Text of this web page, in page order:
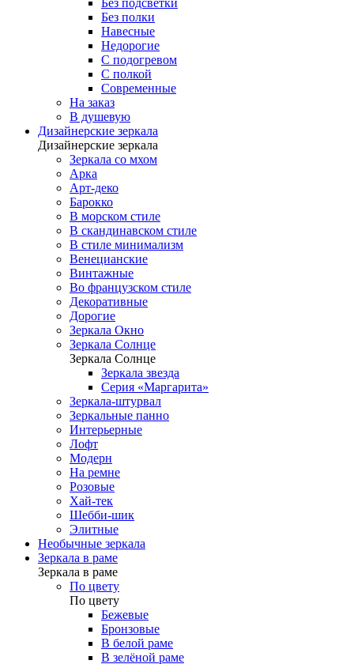
Без подсветки
Без полки
Навесные
Недорогие
С подогревом
С полкой
Современные
На заказ
В душевую
Дизайнерские зеркала
Дизайнерские зеркала
Зеркала со мхом
Арка
Арт-деко
Барокко
В морском стиле
В скандинавском стиле
В стиле минимализм
Венецианские
Винтажные
Во французском стиле
Декоративные
Дорогие
Зеркала Окно
Зеркала Солнце
Зеркала Солнце
Зеркала звезда
Серия «Маргарита»
Зеркала-штурвал
Зеркальные панно
Интерьерные
Лофт
Модерн
На ремне
Розовые
Хай-тек
Шебби-шик
Элитные
Необычные зеркала
Зеркала в раме
Зеркала в раме
По цвету
По цвету
Бежевые
Бронзовые
В белой раме
В зелёной раме